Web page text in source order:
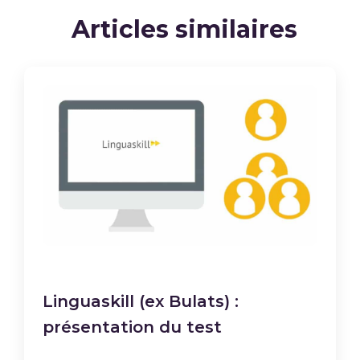
Articles similaires
Linguaskill (ex Bulats) :
présentation du test